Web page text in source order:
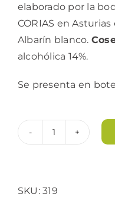
elaborado por la
CORIAS en
Albarín blanco.
alcohólica 14%.
Se presenta en
Grandiella
SKU:319